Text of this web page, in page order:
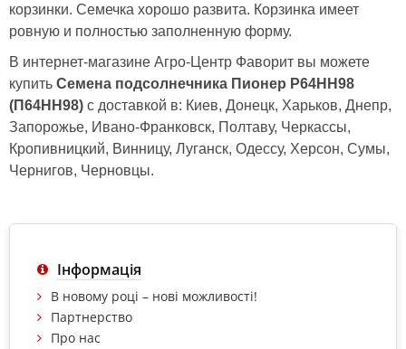
корзинки. Семечка хорошо развита. Корзинка имеет
ровную и полностью заполненную форму.
В интернет-магазине Агро-Центр Фаворит вы можете
купить Семена подсолнечника Пионер P64HH98
(П64НН98) с доставкой в: Киев, Донецк, Харьков, Днепр,
Запорожье, Ивано-Франковск, Полтаву, Черкассы,
Кропивницкий, Винницу, Луганск, Одессу, Херсон, Сумы,
Чернигов, Черновцы.
Інформація
В новому році – нові можливості!
Партнерство
Про нас